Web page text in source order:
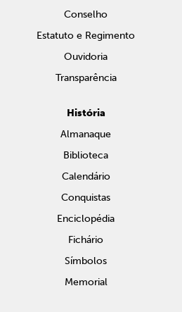
Conselho
Estatuto e Regimento
Ouvidoria
Transparência
História
Almanaque
Biblioteca
Calendário
Conquistas
Enciclopédia
Fichário
Símbolos
Memorial